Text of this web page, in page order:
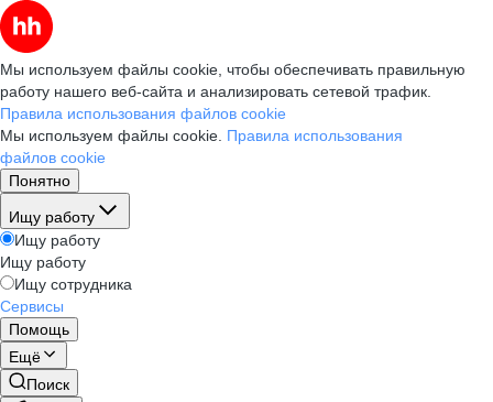
Мы используем файлы cookie, чтобы обеспечивать правильную
работу нашего веб-сайта и анализировать сетевой трафик.
Правила использования файлов cookie
Мы используем файлы cookie. Правила использования
файлов cookie
Понятно
Ищу работу
Ищу работу
Ищу работу
Ищу сотрудника
Сервисы
Помощь
Ещё
Поиск